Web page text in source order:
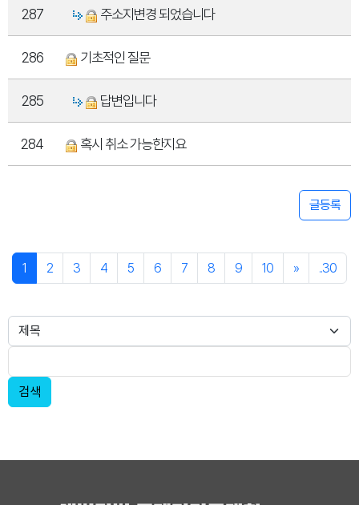
287 주소지변경 되었습니다
286 기초적인 질문
285 답변입니다
284 혹시 취소 가능한지요
글등록
1 2 3 4 5 6 7 8 9 10 » ..30
검색